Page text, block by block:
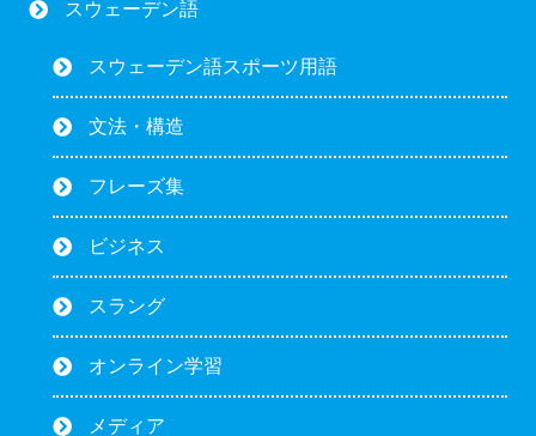
スウェーデン語
スウェーデン語スポーツ用語
文法・構造
フレーズ集
ビジネス
スラング
オンライン学習
メディア